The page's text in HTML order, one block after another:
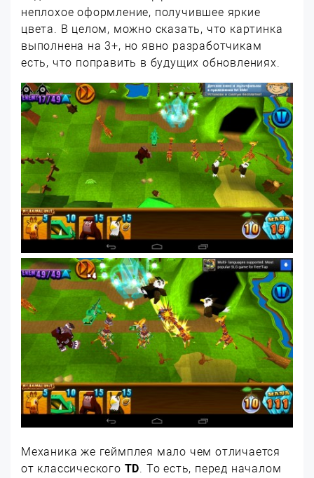
неплохое оформление, получившее яркие
цвета. В целом, можно сказать, что картинка
выполнена на 3+, но явно разработчикам
есть, что поправить в будущих обновлениях.
Механика же геймплея мало чем отличается
от классического TD. То есть, перед началом